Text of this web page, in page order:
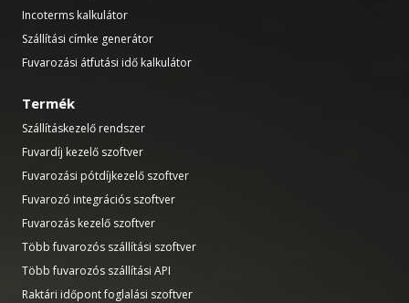
Incoterms kalkulátor
Szállítási címke generátor
Fuvarozási átfutási idő kalkulátor
Termék
Szállításkezelő rendszer
Fuvardíj kezelő szoftver
Fuvarozási pótdíjkezelő szoftver
Fuvarozó integrációs szoftver
Fuvarozás kezelő szoftver
Több fuvarozós szállítási szoftver
Több fuvarozós szállítási API
Raktári időpont foglalási szoftver